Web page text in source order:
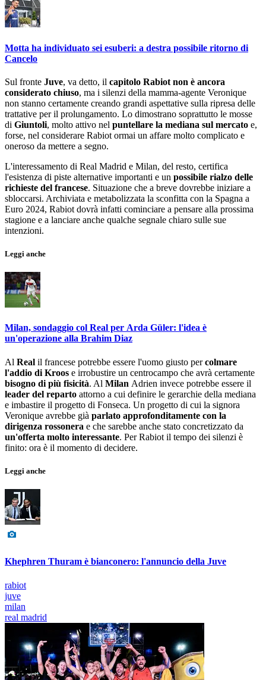
Motta ha individuato sei esuberi: a destra possibile ritorno di
Cancelo
Sul fronte Juve, va detto, il capitolo Rabiot non è ancora
considerato chiuso, ma i silenzi della mamma-agente Veronique
non stanno certamente creando grandi aspettative sulla ripresa delle
trattative per il prolungamento. Lo dimostrano soprattutto le mosse
di Giuntoli, molto attivo nel puntellare la mediana sul mercato e,
forse, nel considerare Rabiot ormai un affare molto complicato e
oneroso da mettere a segno.
L'interessamento di Real Madrid e Milan, del resto, certifica
l'esistenza di piste alternative importanti e un possibile rialzo delle
richieste del francese. Situazione che a breve dovrebbe iniziare a
sbloccarsi. Archiviata e metabolizzata la sconfitta con la Spagna a
Euro 2024, Rabiot dovrà infatti cominciare a pensare alla prossima
stagione e a lanciare anche qualche segnale chiaro sulle sue
intenzioni.
Leggi anche
Milan, sondaggio col Real per Arda Güler: l'idea è
un'operazione alla Brahim Diaz
Al Real il francese potrebbe essere l'uomo giusto percolmare
l'addio di Kroos e irrobustire un centrocampo che avrà certamente
bisogno di più fisicità. Al Milan Adrien invece potrebbe essere il
leader del reparto attorno a cui definire le gerarchie della mediana
e imbastire il progetto di Fonseca. Un progetto di cui la signora
Veronique avrebbe già parlato approfonditamente con la
dirigenza rossonera e che sarebbe anche stato concretizzato da
un'offerta molto interessante. Per Rabiot il tempo dei silenzi è
finito: ora è il momento di decidere.
Leggi anche
Khephren Thuram è bianconero: l'annuncio della Juve
rabiot
juve
milan
real madrid